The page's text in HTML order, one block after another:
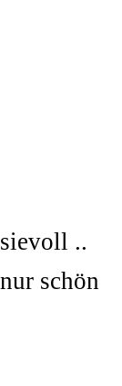
..
schön